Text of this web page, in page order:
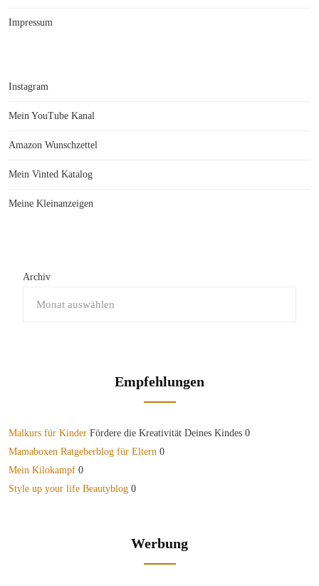
Impressum
Instagram
Mein YouTube Kanal
Amazon Wunschzettel
Mein Vinted Katalog
Meine Kleinanzeigen
Archiv
Empfehlungen
Malkurs für Kinder Fördere die Kreativität Deines Kindes 0
Mamaboxen Ratgeberblog für Eltern 0
Mein Kilokampf 0
Style up your life Beautyblog 0
Werbung